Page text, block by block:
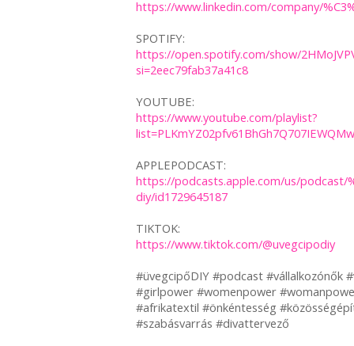
https://www.linkedin.com/company/
SPOTIFY:
https://open.spotify.com/show/
si=2eec79fab37a41c8
YOUTUBE:
https://www.youtube.com/playlist?
APPLEPODCAST:
https://podcasts.apple.com/us/podcast/
diy/id1729645187
TIKTOK:
https://www.tiktok.com/@uvegcipodiy
#üvegcipőDIY #podcast #vállalkozónők
#girlpower #womenpower
#afrikatextil #önkéntesség
#szabásvarrás #divattervező